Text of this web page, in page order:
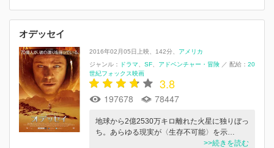
オデッセイ
2016年02月05日上映 142分
アメリカ
ジャンル：
ドラマ SF アドベンチャー・冒険 ／ 配給： 20
世紀フォックス映画
3.8
197678 78447
地球から2億2530万キロ離れた火星に独りぼっ
ち。あらゆる現実が〈生存不可能〉を示…
>>続きを読む